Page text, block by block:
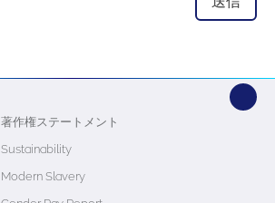
著作権ステートメント
Sustainability
Modern Slavery